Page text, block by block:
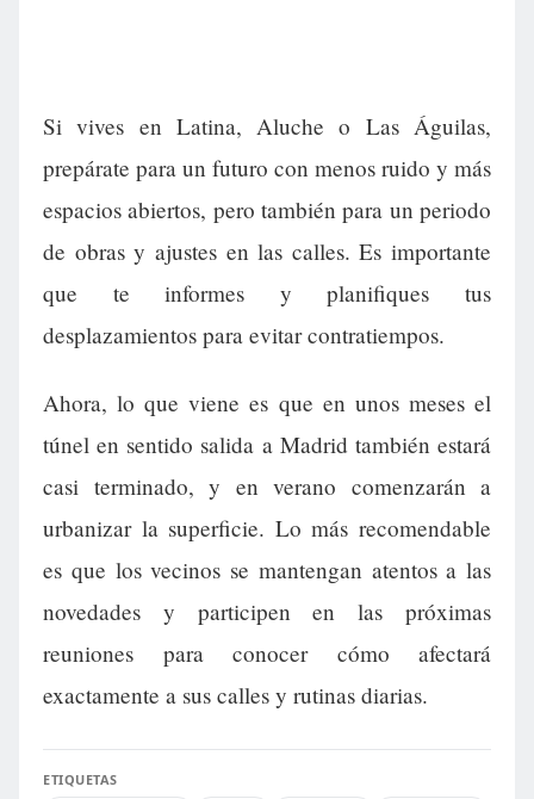
Si vives en Latina, Aluche o Las Águilas,
prepárate para un futuro con menos ruido y más
espacios abiertos, pero también para un periodo
de obras y ajustes en las calles. Es importante
que te informes y planifiques tus
desplazamientos para evitar contratiempos.
Ahora, lo que viene es que en unos meses el
túnel en sentido salida a Madrid también estará
casi terminado, y en verano comenzarán a
urbanizar la superficie. Lo más recomendable
es que los vecinos se mantengan atentos a las
novedades y participen en las próximas
reuniones para conocer cómo afectará
exactamente a sus calles y rutinas diarias.
ETIQUETAS